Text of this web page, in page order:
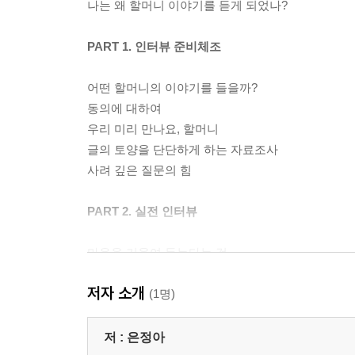
나는 왜 할머니 이야기를 듣게 되었나?
PART 1. 인터뷰 준비체조
어떤 할머니의 이야기를 들을까?
동의에 대하여
우리 미리 만나요, 할머니
글의 토양을 단단하게 하는 자료조사
사려 깊은 질문의 힘
PART 2. 실전 인터뷰
마음을 기울여 듣는다는 것
고유어의 깊이
가장 큰 대답, 침묵
흔들리며 중심 잡기
저자 소개 (1명)
저 : 은정아